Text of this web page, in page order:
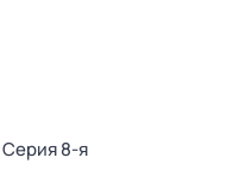
Серия 8-я